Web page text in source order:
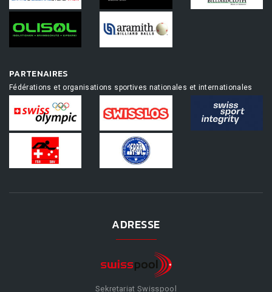
PARTENAIRES
Fédérations et organisations sportives nationales et internationales
ADRESSE
Sekretariat Swisspool